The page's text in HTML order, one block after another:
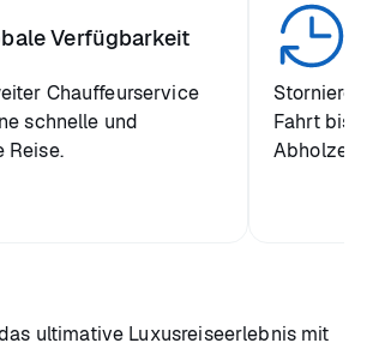
Verfügbarkeit
Chauffeurservice
schnelle und
Reise.
Fahrt bis
Abholzeit
ultimative Luxusreiseerlebnis mit